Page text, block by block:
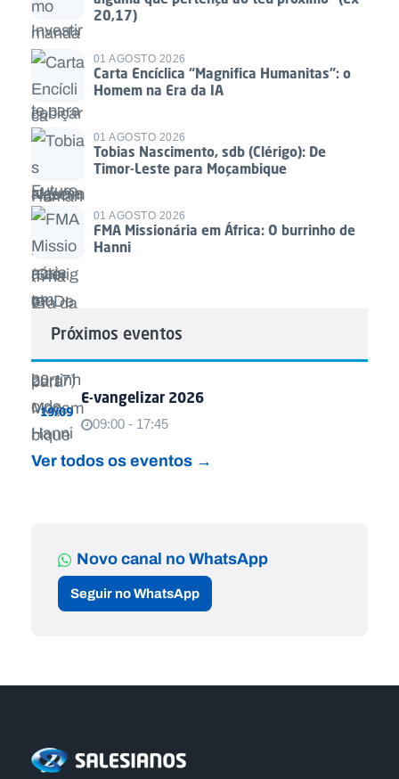
20,17)
01 AGOSTO 2026
Carta Encíclica “Magnifica Humanitas”: o
Homem na Era da IA
01 AGOSTO 2026
Tobias Nascimento, sdb (Clérigo): De
Timor-Leste para Moçambique
01 AGOSTO 2026
FMA Missionária em África: O burrinho de
Hanni
Próximos eventos
19/09
E-vangelizar 2026
09:00 - 17:45
Ver todos os eventos →
Novo canal no WhatsApp
Seguir no WhatsApp